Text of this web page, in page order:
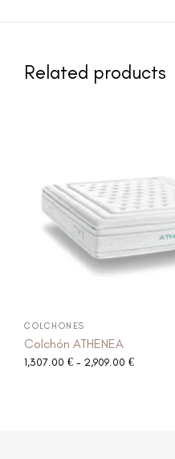
Related products
COLCHONES
Colchón ATHENEA
1,307.00 € - 2,909.00 €